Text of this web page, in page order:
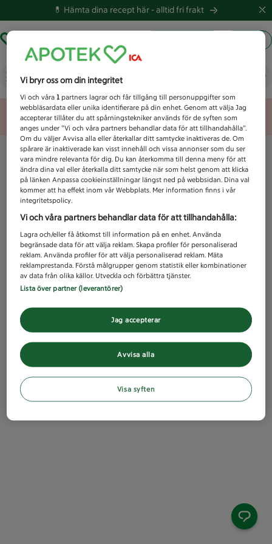
💊 Hämta dina recept här -alltid fri frakt
strefen
Unknown error
Vi bryr oss om din integritet
Vi och våra1 partners lagrar och får tillgång till personuppgifter som
webbläsardata eller unika identifierare på din enhet. Genom att välja Jag
accepterar tillåter du att spårningstekniker används för de syften som
anges under ”Vi och våra partners behandlar data för att tillhandahålla”.
Om du väljer Avvisa alla eller återkallar ditt samtycke inaktiveras de. Om
spårare är inaktiverade kan visst innehåll och vissa annonser som du ser
vara mindre relevanta för dig. Du kan återkomma till denna meny för att
ändra dina val eller återkalla ditt samtycke när som helst genom att klicka
på länken Anpassa cookieinställningar längst ned på webbsidan. Dina val
kommer att ha effekt inom vår Webbplats. Mer information finns i vår
integritetspolicy.
Vi och våra partners behandlar data för att tillhandahålla:
Lagra och/eller få åtkomst till information på en enhet. Använda
begränsade data för att välja reklam. Skapa profiler för personaliserad
reklam. Använda profiler för att välja personaliserad reklam. Mäta
reklamprestanda. Förstå målgrupper genom statistik eller kombinationer
av data från olika källor. Utveckla och förbättra tjänster.
Lista över partner (leverantörer)
Avvisa alla
Jag accepterar
Visa syften